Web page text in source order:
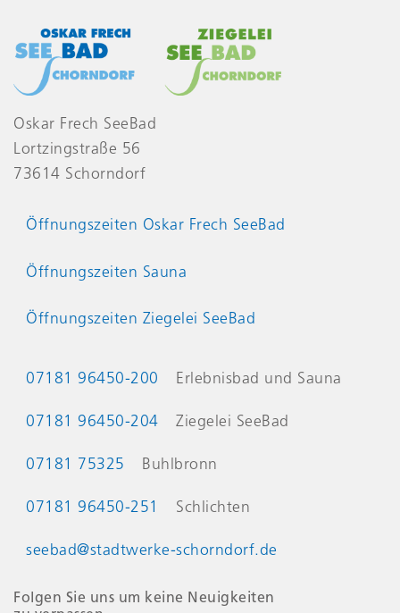
Oskar Frech SeeBad
Lortzingstraße 56
73614 Schorndorf
Öffnungszeiten Oskar Frech SeeBad
Öffnungszeiten Sauna
Öffnungszeiten Ziegelei SeeBad
Kontaktinformationen
07181 96450-200 Erlebnisbad und Sauna
07181 96450-204 Ziegelei SeeBad
07181 75325 Buhlbronn
07181 96450-251 Schlichten
seebad@stadtwerke-schorndorf.de
Folgen Sie uns um keine Neuigkeiten